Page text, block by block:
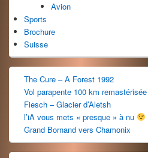
Avion
Sports
Brochure
Suisse
The Cure – A Forest 1992
Vol parapente 100 km remastérisée
Fiesch – Glacier d’Aletsh
l’iA vous mets « presque » à nu
Grand Bornand vers Chamonix